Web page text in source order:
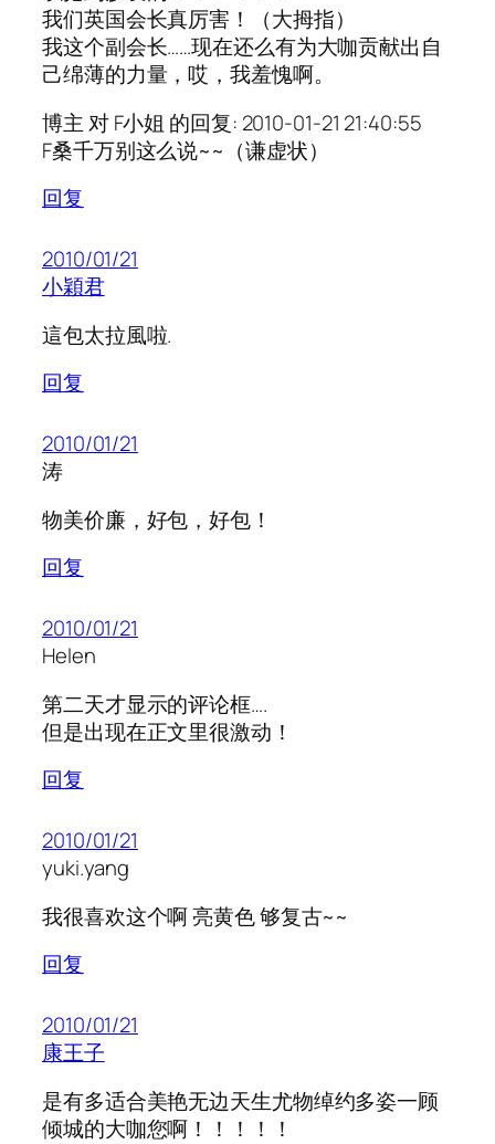
我们英国会长真厉害！（大拇指）
我这个副会长……现在还么有为大咖贡献出自
己绵薄的力量，哎，我羞愧啊。
博主 对 F小姐 的回复: 2010-01-21 21:40:55
F桑千万别这么说~~（谦虚状）
回复
2010/01/21
小穎君
這包太拉風啦.
回复
2010/01/21
涛
物美价廉，好包，好包！
回复
2010/01/21
Helen
第二天才显示的评论框….
但是出现在正文里很激动！
回复
2010/01/21
yuki.yang
我很喜欢这个啊 亮黄色 够复古~~
回复
2010/01/21
康王子
是有多适合美艳无边天生尤物绰约多姿一顾
倾城的大咖您啊！！！！！